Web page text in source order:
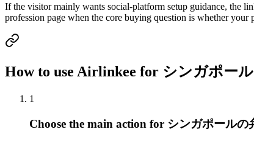
If the visitor mainly wants social-platform setup guidance, the
profession page when the core buying question is whether
How to use Airlinkee for シンガポー
1
Choose the main action for シンガポールの